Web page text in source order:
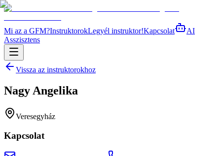
Mi az a GFM?InstruktorokLegyél instruktor!Kapcsolat
AI
Asszisztens
Vissza az instruktorokhoz
Nagy Angelika
Veresegyház
Kapcsolat